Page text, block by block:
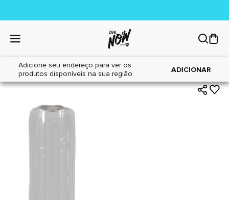
Adicione seu endereço para ver os
produtos disponíveis na sua região.
ADICIONAR
Home|Cães|Acessórios